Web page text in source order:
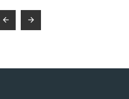
 